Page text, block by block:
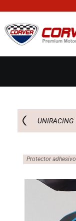
UNIRACING
Protector